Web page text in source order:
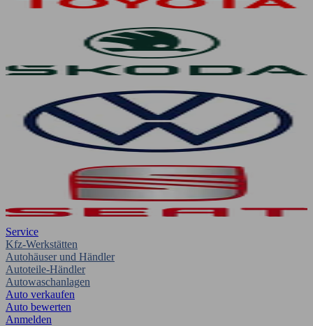
Service
Kfz-Werkstätten
Autohäuser und Händler
Autoteile-Händler
Autowaschanlagen
Auto verkaufen
Auto bewerten
Anmelden